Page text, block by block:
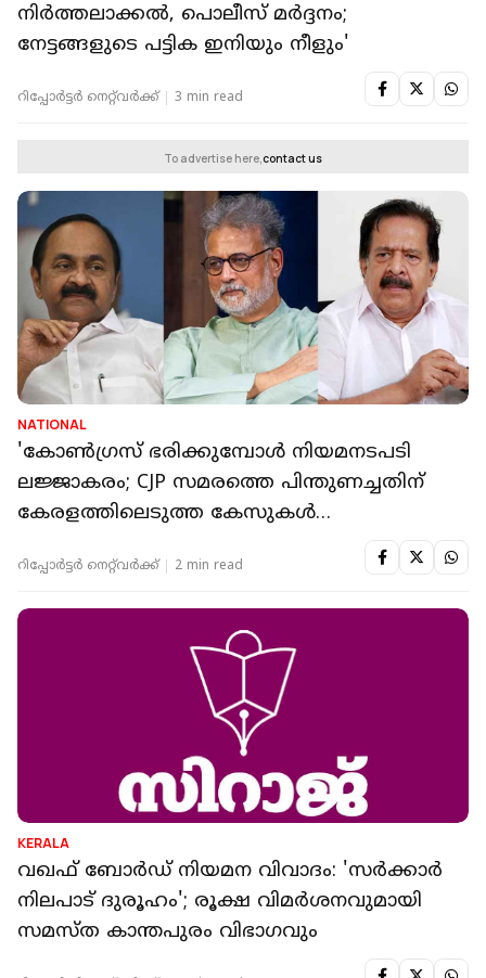
നിർത്തലാക്കൽ, പൊലീസ് മർദ്ദനം;
നേട്ടങ്ങളുടെ പട്ടിക ഇനിയും നീളും'
റിപ്പോർട്ടർ നെറ്റ്‌വര്‍ക്ക്‌ 3 min read
To advertise here,contact us
NATIONAL
'കോൺഗ്രസ് ഭരിക്കുമ്പോൾ നിയമനടപടി
ലജ്ജാകരം; CJP സമരത്തെ പിന്തുണച്ചതിന്
കേരളത്തിലെടുത്ത കേസുകൾ
റിപ്പോർട്ടർ നെറ്റ്‌വര്‍ക്ക്‌ 2 min read
KERALA
വഖഫ് ബോര്‍ഡ് നിയമന വിവാദം: 'സര്‍ക്കാര്‍
നിലപാട് ദുരൂഹം'; രൂക്ഷ വിമര്‍ശനവുമായി
സമസ്ത കാന്തപുരം വിഭാഗവും